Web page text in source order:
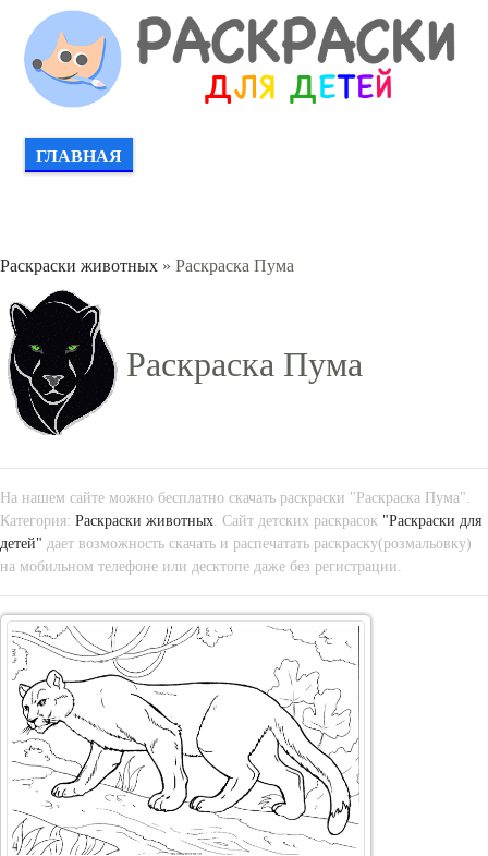
ГЛАВНАЯ
Раскраски животных » Раскраска Пума
Раскраска Пума
На нашем сайте можно бесплатно скачать раскраски "Раскраска Пума".
Категория: Раскраски животных. Сайт детских раскрасок "Раскраски для
детей" дает возможность скачать и распечатать раскраску(розмальовку)
на мобильном телефоне или десктопе даже без регистрации.